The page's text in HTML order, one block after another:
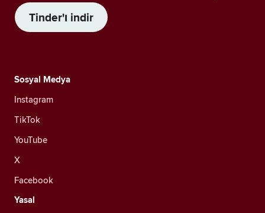
Tinder'ı indir
Sosyal Medya
Instagram
TikTok
YouTube
X
Facebook
Yasal